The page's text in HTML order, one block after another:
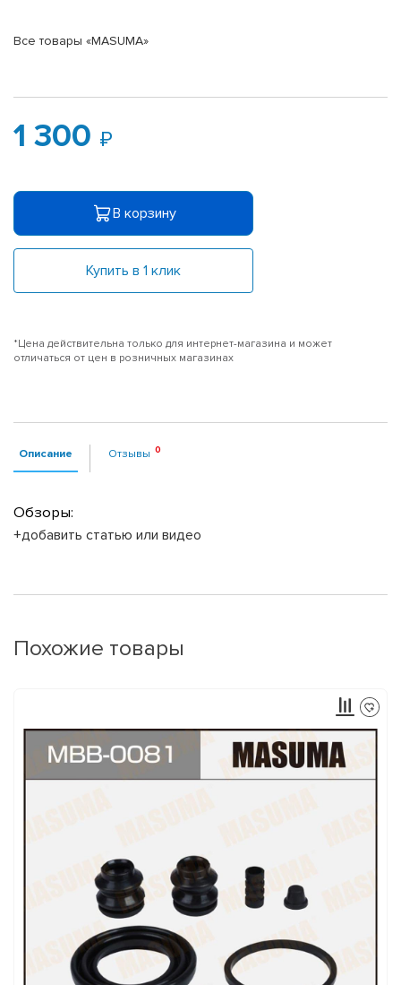
Все товары «MASUMA»
1 300
В корзину
Купить в 1 клик
*Цена действительна только для интернет-магазина и может
отличаться от цен в розничных магазинах
Описание Отзывы
Обзоры:
+добавить статью или видео
Похожие товары